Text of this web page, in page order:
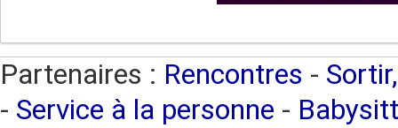
Partenaires : Rencontres -
- Service à la personne -